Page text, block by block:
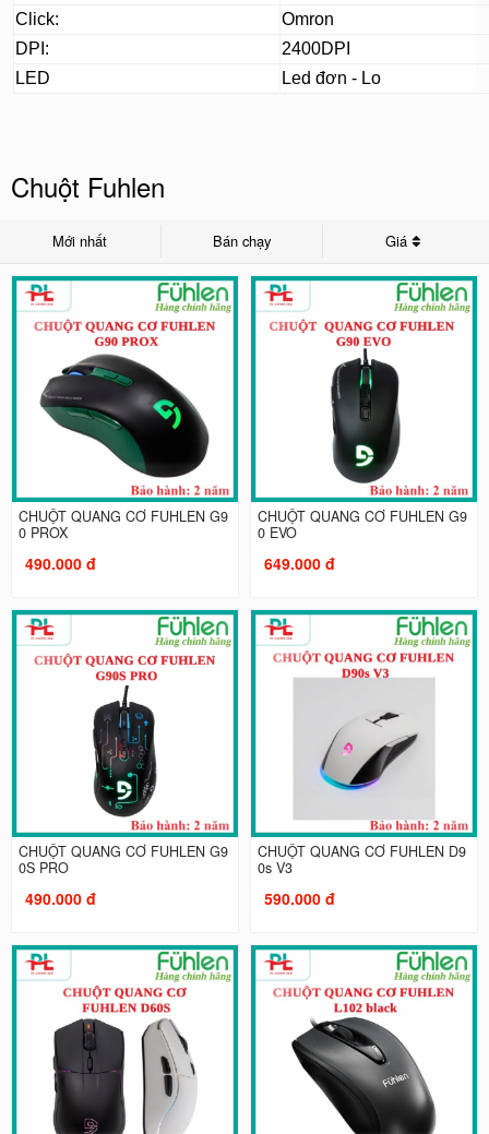
Click:
Omron
DPI:
2400DPI
LED
Led đơn - Lo
Chuột Fuhlen
Mới nhất Bán chạy Giá
CHUỘT QUANG CƠ FUHLEN G9
0 PROX
490.000 đ
CHUỘT QUANG CƠ FUHLEN G9
0 EVO
649.000 đ
CHUỘT QUANG CƠ FUHLEN G9
0S PRO
490.000 đ
CHUỘT QUANG CƠ FUHLEN D9
0s V3
590.000 đ